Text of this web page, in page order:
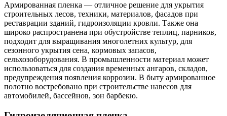
Армированная пленка — отличное решение для укрытия
строительных лесов, техники, материалов, фасадов при
реставрации зданий, гидроизоляции кровли. Также она
широко распространена при обустройстве теплиц, парников,
подходит для выращивания многолетних культур, для
сезонного укрытия сена, кормовых запасов,
сельхозоборудования. В промышленности материал может
использоваться для создания временных ангаров, складов,
предупреждения появления коррозии. В быту армированное
полотно востребовано при строительстве навесов для
автомобилей, бассейнов, зон барбекю.